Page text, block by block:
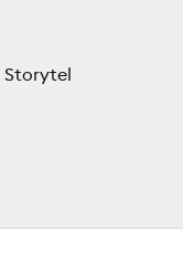
Storytel